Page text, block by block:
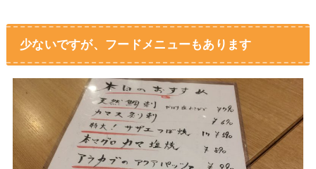
少ないですが、フードメニューもあります